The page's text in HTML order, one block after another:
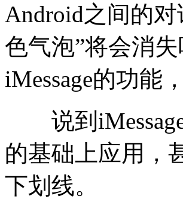
Android之间的
色气泡”将会消
iMessage的功能
说到iMessage
的基础上应用，
下划线。